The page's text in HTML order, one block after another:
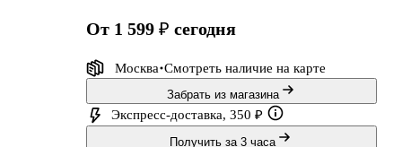
от 1 599 ₽ сегодня
Москва Смотреть наличие на карте
Забрать из магазина
Экспресс-доставка, 350 ₽
Получить за 3 часа